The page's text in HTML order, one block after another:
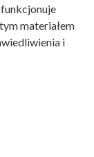
materiałem
i